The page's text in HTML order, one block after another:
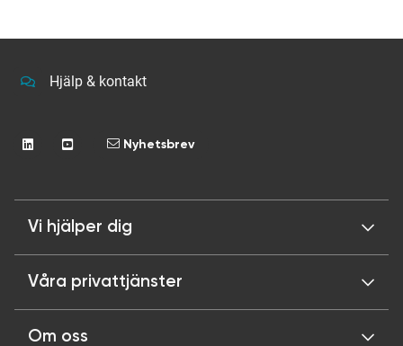
Hjälp & kontakt
Nyhetsbrev
Vi hjälper dig
Våra privattjänster
Om oss